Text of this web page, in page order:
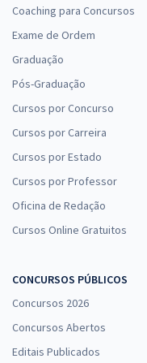
Coaching para Concursos
Exame de Ordem
Graduação
Pós-Graduação
Cursos por Concurso
Cursos por Carreira
Cursos por Estado
Cursos por Professor
Oficina de Redação
Cursos Online Gratuitos
CONCURSOS PÚBLICOS
Concursos 2026
Concursos Abertos
Editais Publicados